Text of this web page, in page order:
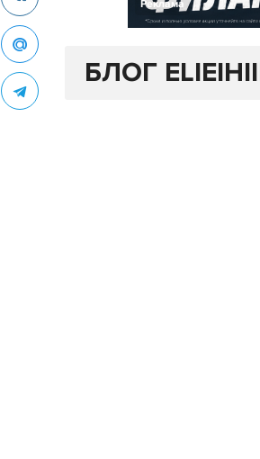
Реклама
БЛОГ